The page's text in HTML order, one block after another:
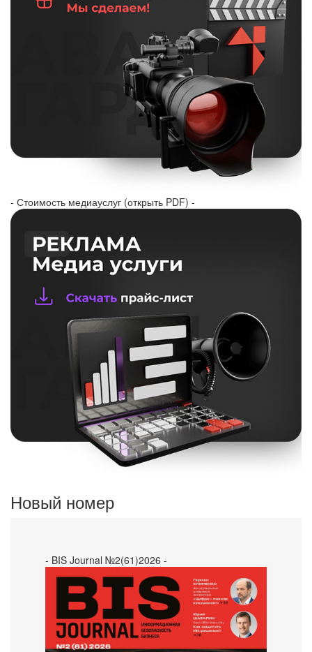
- Стоимость медиауслуг (открыть PDF) -
Новый номер
- BIS Journal №2(61)2026 -